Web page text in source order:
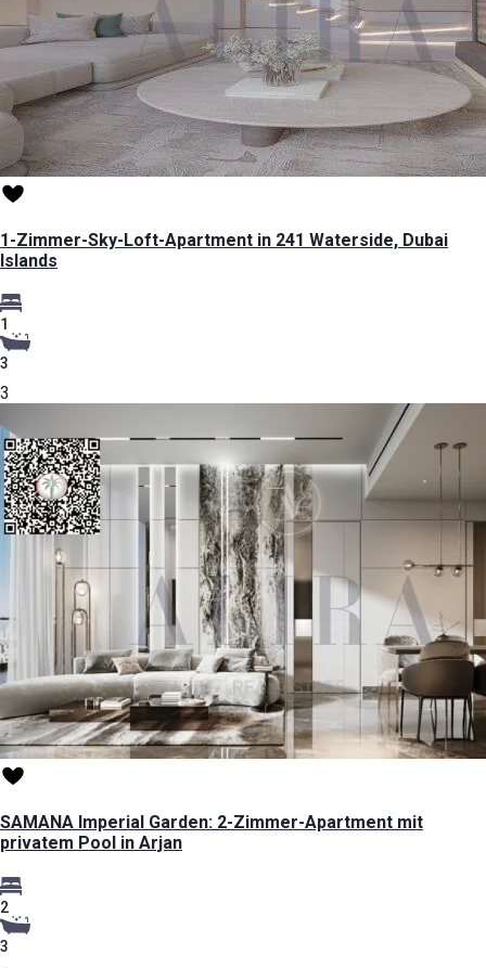
1-Zimmer-Sky-Loft-Apartment in 241 Waterside, Dubai
Islands
1
3
3
SAMANA Imperial Garden: 2-Zimmer-Apartment mit
privatem Pool in Arjan
2
3